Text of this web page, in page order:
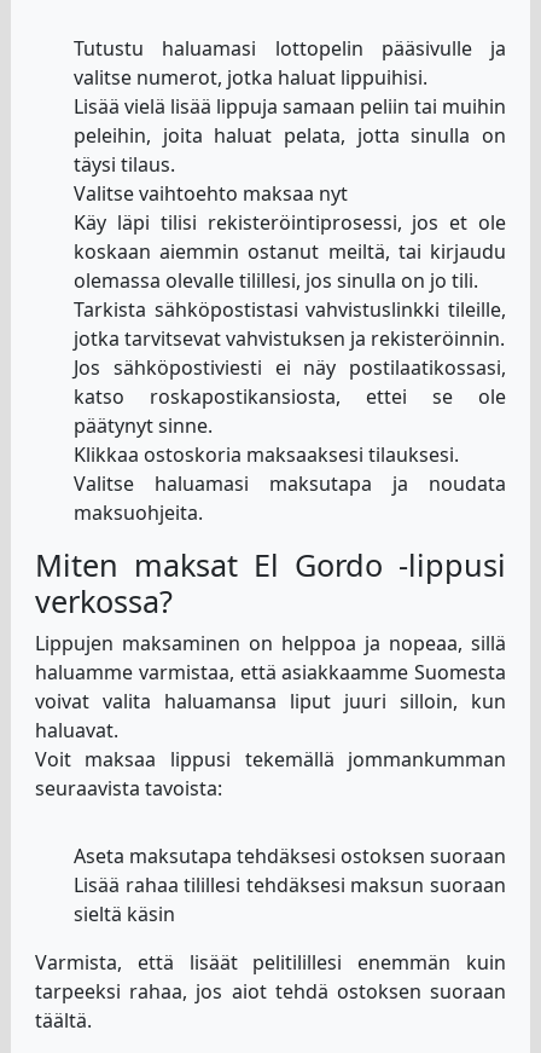
Tutustu haluamasi lottopelin pääsivulle ja
valitse numerot, jotka haluat lippuihisi.
Lisää vielä lisää lippuja samaan peliin tai muihin
peleihin, joita haluat pelata, jotta sinulla on
täysi tilaus.
Valitse vaihtoehto maksaa nyt
Käy läpi tilisi rekisteröintiprosessi, jos et ole
koskaan aiemmin ostanut meiltä, tai kirjaudu
olemassa olevalle tilillesi, jos sinulla on jo tili.
Tarkista sähköpostistasi vahvistuslinkki tileille,
jotka tarvitsevat vahvistuksen ja rekisteröinnin.
Jos sähköpostiviesti ei näy postilaatikossasi,
katso roskapostikansiosta, ettei se ole
päätynyt sinne.
Klikkaa ostoskoria maksaaksesi tilauksesi.
Valitse haluamasi maksutapa ja noudata
maksuohjeita.
Miten maksat El Gordo -lippusi
verkossa?
Lippujen maksaminen on helppoa ja nopeaa, sillä
haluamme varmistaa, että asiakkaamme Suomesta
voivat valita haluamansa liput juuri silloin, kun
haluavat.
Voit maksaa lippusi tekemällä jommankumman
seuraavista tavoista:
Aseta maksutapa tehdäksesi ostoksen suoraan
Lisää rahaa tilillesi tehdäksesi maksun suoraan
sieltä käsin
Varmista, että lisäät pelitilillesi enemmän kuin
tarpeeksi rahaa, jos aiot tehdä ostoksen suoraan
täältä.